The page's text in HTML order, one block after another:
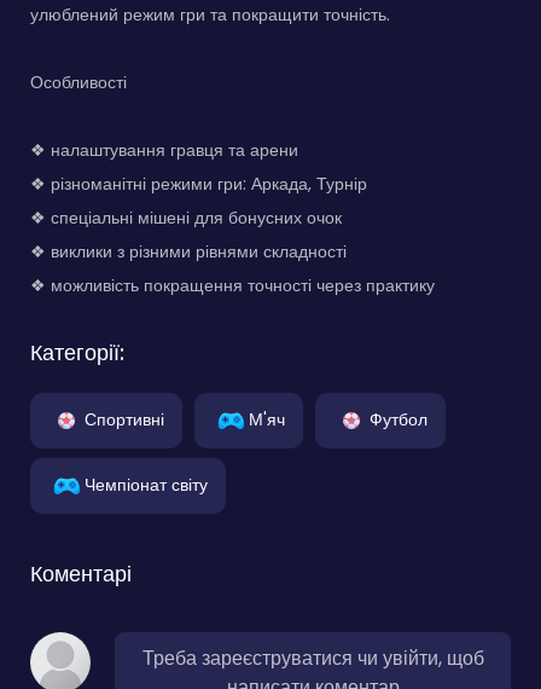
улюблений режим гри та покращити точність.
Особливості
❖ налаштування гравця та арени
❖ різноманітні режими гри: Аркада, Турнір
❖ спеціальні мішені для бонусних очок
❖ виклики з різними рівнями складності
❖ можливість покращення точності через практику
Категорії:
Спортивні М'яч Футбол
Чемпіонат світу
Коментарі
Треба зареєструватися чи увійти, щоб